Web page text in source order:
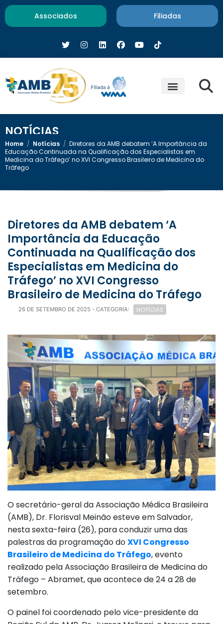
Associados Filiadas
NOTÍCIAS
Home / Notícias / Diretores da AMB debatem ‘A Importância da
Educação Continuada na Qualificação dos Especialistas em
Medicina do Tráfego’ no XVI Congresso Brasileiro de Medicina do
Tráfego
Diretores da AMB debatem ‘A
Importância da Educação
Continuada na Qualificação dos
Especialistas em Medicina do
Tráfego’ no XVI Congresso
Brasileiro de Medicina do Tráfego
26 DE SETEMBRO DE 2025 - CATEGORIA: NOTÍCIAS
O secretário-geral da Associação Médica Brasileira
(AMB), Dr. Florisval Meinão esteve em Salvador,
nesta sexta-feira (26), para conduzir uma das
palestras da programação doXVI Congresso
Brasileiro de Medicina do Tráfego, evento
realizado pela Associação Brasileira de Medicina do
Tráfego – Abramet, que acontece de 24 a 28 de
setembro.
O painel foi coordenado pelo vice-presidente da